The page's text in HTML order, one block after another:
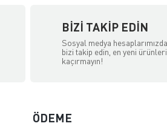
BIZI TAKIP EDIN
Sosyal medya
bizi takip edin, en yeni
kaçırmayın!
ÖDEME